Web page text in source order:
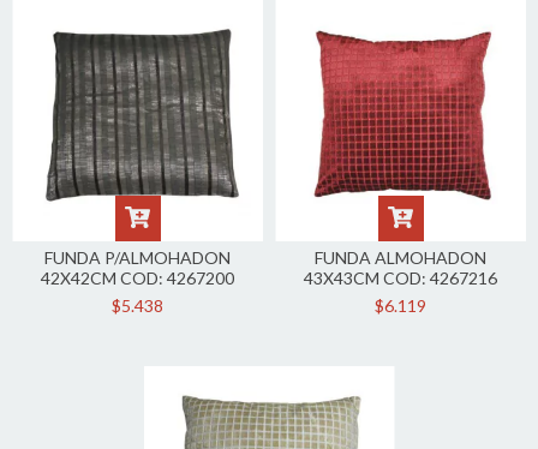
FUNDA P/ALMOHADON
42X42CM COD: 4267200
$5.438
FUNDA ALMOHADON
43X43CM COD: 4267216
$6.119